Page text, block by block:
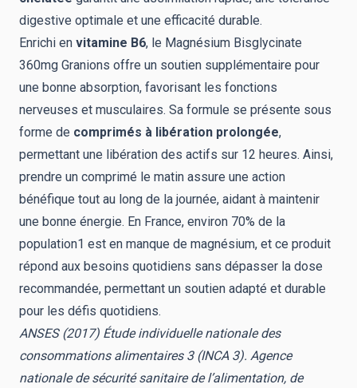
digestive optimale et une efficacité durable.
Enrichi en vitamine B6, le Magnésium Bisglycinate
360mg Granions offre un soutien supplémentaire pour
une bonne absorption, favorisant les fonctions
nerveuses et musculaires. Sa formule se présente sous
forme de comprimés à libération prolongée,
permettant une libération des actifs sur 12 heures. Ainsi,
prendre un comprimé le matin assure une action
bénéfique tout au long de la journée, aidant à maintenir
une bonne énergie. En France, environ 70% de la
population1 est en manque de magnésium, et ce produit
répond aux besoins quotidiens sans dépasser la dose
recommandée, permettant un soutien adapté et durable
pour les défis quotidiens.
ANSES (2017) Étude individuelle nationale des
consommations alimentaires 3 (INCA 3). Agence
nationale de sécurité sanitaire de l’alimentation, de